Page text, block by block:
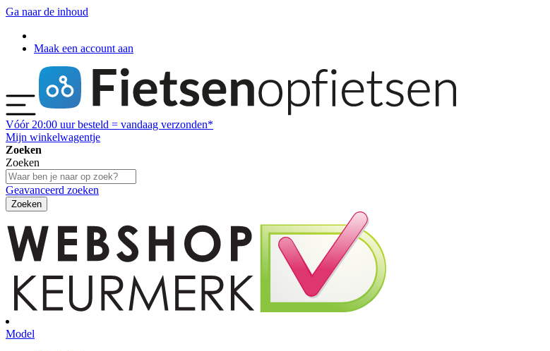
Ga naar de inhoud
Maak een account aan
Vóór 20:00 uur besteld = vandaag verzonden*
Mijn winkelwagentje
Zoeken
Zoeken
Geavanceerd zoeken
Zoeken
Model